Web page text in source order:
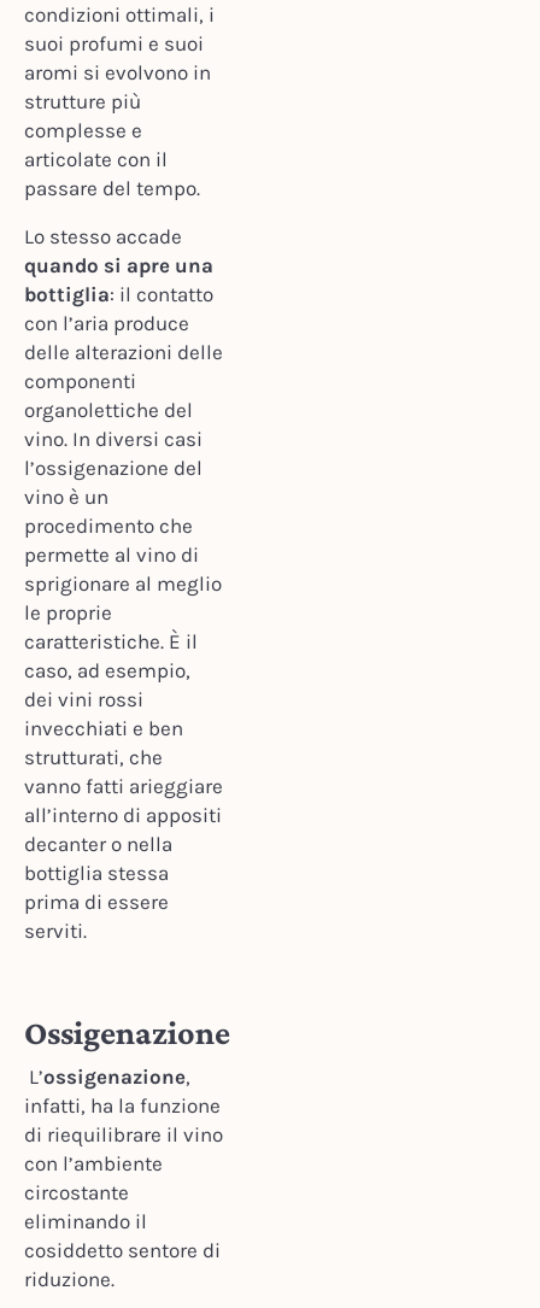
condizioni ottimali, i
suoi profumi e suoi
aromi si evolvono in
strutture più
complesse e
articolate con il
passare del tempo.
Lo stesso accade
quando si apre una
bottiglia: il contatto
con l’aria produce
delle alterazioni delle
componenti
organolettiche del
vino. In diversi casi
l’ossigenazione del
vino è un
procedimento che
permette al vino di
sprigionare al meglio
le proprie
caratteristiche. È il
caso, ad esempio,
dei vini rossi
invecchiati e ben
strutturati, che
vanno fatti arieggiare
all’interno di appositi
decanter o nella
bottiglia stessa
prima di essere
serviti.
Ossigenazione
L’ossigenazione,
infatti, ha la funzione
di riequilibrare il vino
con l’ambiente
circostante
eliminando il
cosiddetto sentore di
riduzione.